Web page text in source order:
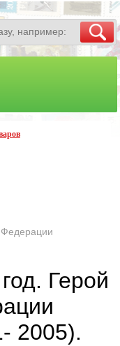
Федерации
Герой
2005).